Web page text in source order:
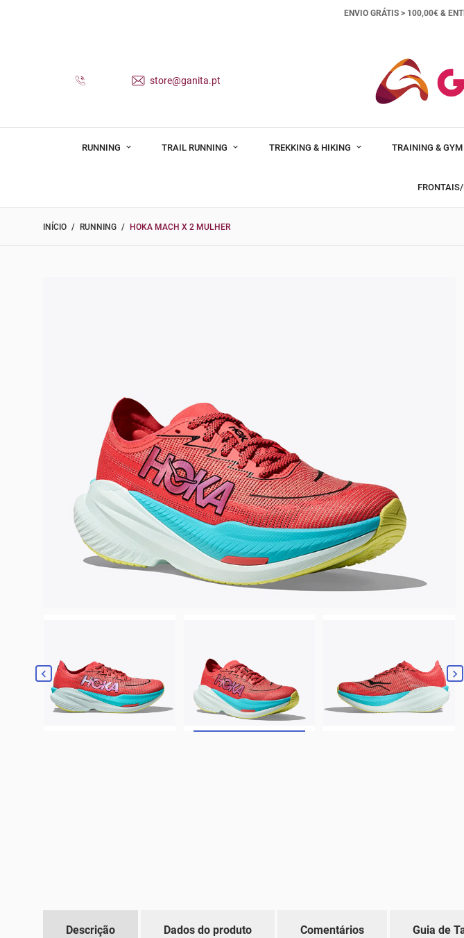
ENVIO GRÁTIS > 100,00€ &
store@ganita.pt
RUNNING TRAIL RUNNING TREKKING & HIKING TRAINING & GYM
INÍCIO RUNNING HOKA MACH X 2 MULHER
 
Descrição Dados do produto Comentários Guia de